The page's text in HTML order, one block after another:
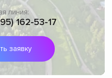
линия:
162-53-17
заявку